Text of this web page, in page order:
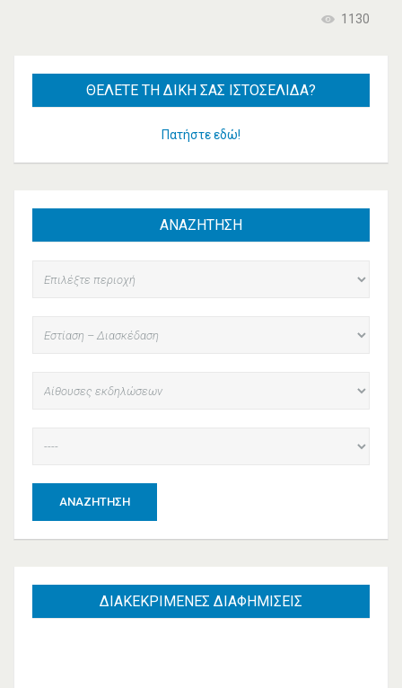
1130
ΘΈΛΕΤΕ ΤΗ ΔΙΚΉ ΣΑΣ ΙΣΤΟΣΕΛΊΔΑ?
Πατήστε εδώ!
ΑΝΑΖΗΤΗΣΗ
ΑΝΑΖΉΤΗΣΗ
ΔΙΑΚΕΚΡΙΜΕΝΕΣ ΔΙΑΦΗΜΙΣΕΙΣ